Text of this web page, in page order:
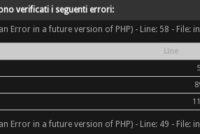
verificati i seguenti errori:
in a future version of PHP) - Line: 58 - File:
Line
in a future version of PHP) - Line: 49 - File: